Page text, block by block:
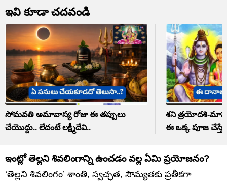
ఇవి కూడా చదవండి
సోమవతి అమావాస్య రోజు ఈ తప్పులు
చేయొద్దు.. లేదంటే లక్ష్మీదేవి..
శని త్రయోదశి-
ఈ ఒక్క పూజ చేస్తే
ఇంట్లో తెల్లని శివలింగాన్ని ఉంచడం వల్ల ఏమి ప్రయోజనం?
‘తెల్లని శివలింగం’ శాంతి, స్వచ్ఛత, సౌమ్యతకు ప్రతీకగా